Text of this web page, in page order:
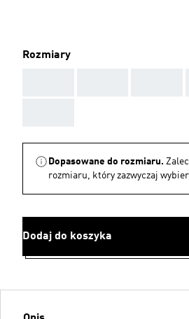
Rozmiary
Dopasowane do rozmiaru.
rozmiaru, który zazwyczaj
Dodaj do koszyka